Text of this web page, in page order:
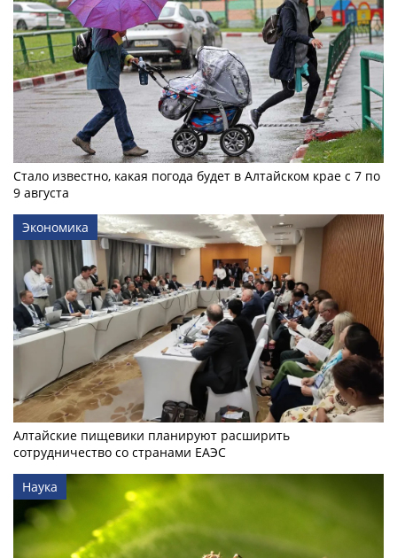
Стало известно, какая погода будет в Алтайском крае с 7 по
9 августа
Экономика
Алтайские пищевики планируют расширить
сотрудничество со странами ЕАЭС
Наука